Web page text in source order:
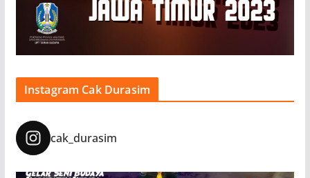
Instagram Cak Durasim
cak_durasim